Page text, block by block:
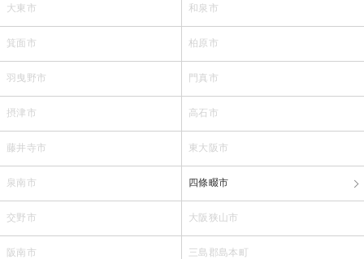
大東市 和泉市
箕面市 柏原市
羽曳野市 門真市
摂津市 高石市
藤井寺市 東大阪市
泉南市 四條畷市
交野市 大阪狭山市
阪南市 三島郡島本町